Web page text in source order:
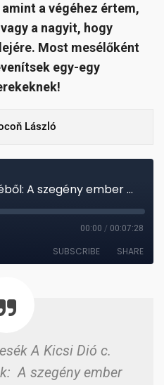
a végéhez értem,
a nagyit, hogy
Most mesélőként
egy-egy
László
A Kicsi Dió c.
A szegény ember